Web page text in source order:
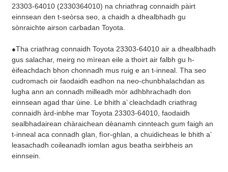
23303-64010 (2330364010) na chriathrag connaidh pàirt
einnsean den t-seòrsa seo, a chaidh a dhealbhadh gu
sònraichte airson carbadan Toyota.
●Tha criathrag connaidh Toyota 23303-64010 air a dhealbhadh
gus salachar, meirg no mìrean eile a thoirt air falbh gu h-
èifeachdach bhon chonnadh mus ruig e an t-inneal. Tha seo
cudromach oir faodaidh eadhon na neo-chunbhalachdan as
lugha ann an connadh milleadh mòr adhbhrachadh don
einnsean agad thar ùine. Le bhith a’ cleachdadh criathrag
connaidh àrd-inbhe mar Toyota 23303-64010, faodaidh
sealbhadairean chàraichean dèanamh cinnteach gum faigh an
t-inneal aca connadh glan, fìor-ghlan, a chuidicheas le bhith a’
leasachadh coileanadh iomlan agus beatha seirbheis an
einnsein.